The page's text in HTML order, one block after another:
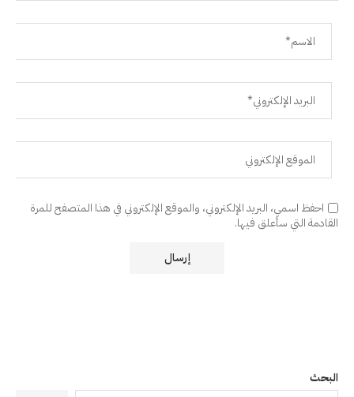
احفظ اسمي، البريد الإلكتروني، والموقع الإلكتروني في هذا المتصفح للمرة
القادمة التي سأعلق فيها.
البحث